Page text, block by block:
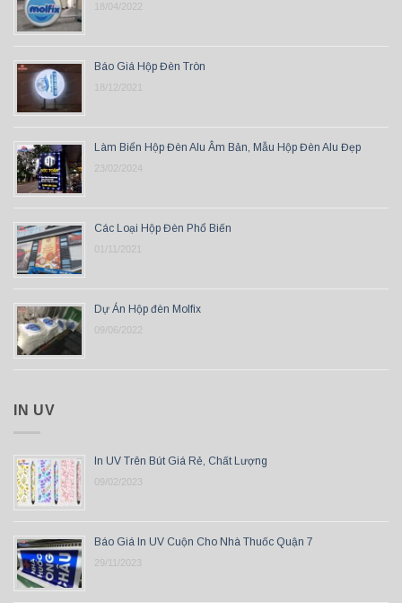
18/04/2022
Báo Giá Hộp Đèn Tròn
18/12/2021
Làm Biển Hộp Đèn Alu Âm Bản, Mẫu Hộp Đèn Alu Đẹp
23/02/2024
Các Loại Hộp Đèn Phổ Biến
01/11/2021
Dự Án Hộp đèn Molfix
09/06/2022
IN UV
In UV Trên Bút Giá Rẻ, Chất Lượng
09/02/2023
Báo Giá In UV Cuộn Cho Nhà Thuốc Quận 7
29/11/2023